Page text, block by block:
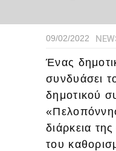
09/02/2022
Ένας
συνδυάσει
δημοτικού
διάρκεια
του